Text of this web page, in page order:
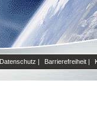
Datenschutz | Barrierefreiheit |